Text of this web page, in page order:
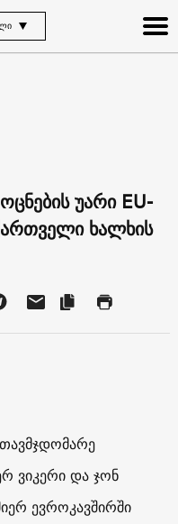
უარი EU-
ხალხის
ვიკერი და ჯონ
ევროკავშირში